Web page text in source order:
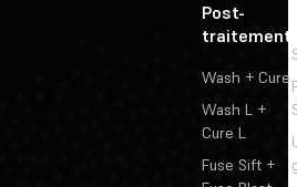
Post-
traitement
Wash + Cure
Wash L +
Cure L
Fuse Sift +